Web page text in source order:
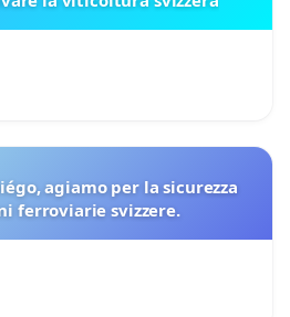
agiamo per la sicurezza
ferroviarie svizzere.